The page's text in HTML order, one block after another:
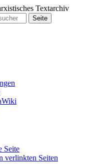
Textarchiv
Seite
verlinkten Seiten